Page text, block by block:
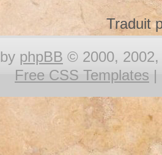
Traduit
phpBB © 2000, 2002,
Free CSS Templates |